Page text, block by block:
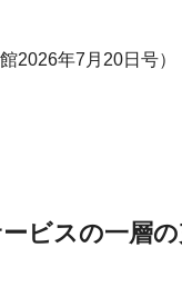
2026年7月20日号
ビスの一層